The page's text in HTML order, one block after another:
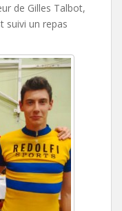
de Gilles Talbot,
suivi un repas